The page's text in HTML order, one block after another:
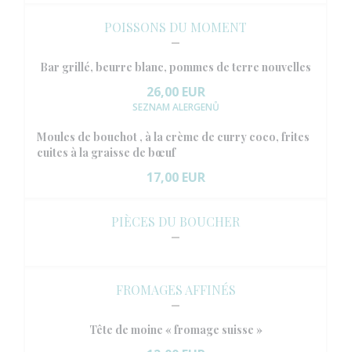
POISSONS DU MOMENT
Bar grillé, beurre blanc, pommes de terre nouvelles
26,00 EUR
SEZNAM ALERGENŮ
Moules de bouchot , à la crème de curry coco, frites
cuites à la graisse de bœuf
17,00 EUR
PIÈCES DU BOUCHER
FROMAGES AFFINÉS
Tête de moine « fromage suisse »